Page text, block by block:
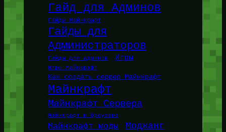
Гайд для Админов
Гайды Майнкрафт
Гайды для
Администраторов
Гайды для админов Игры
Игры Майнкрафт
Как создать сервер Майнкрафт
Майнкрафт
Майнкрафт Сервера
Майнкрафт в браузере
Майнкрафт моды Моджанг